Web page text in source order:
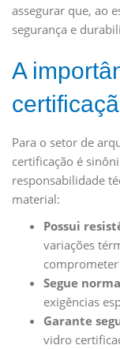
assegurar que, ao
segurança e
A
Para o setor de
certificação é
responsabilidade
material:
Possui
variações
comprometer
Segue
exigências
Garante
vidro